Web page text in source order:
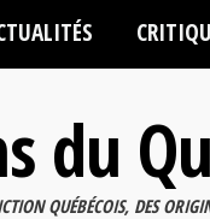
du
QUÉBÉCOIS, DES